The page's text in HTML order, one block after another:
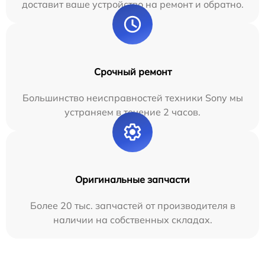
доставит ваше устройство на ремонт и обратно.
Срочный ремонт
Большинство неисправностей техники Sony мы
устраняем в течение 2 часов.
Оригинальные запчасти
Более 20 тыс. запчастей от производителя в
наличии на собственных складах.